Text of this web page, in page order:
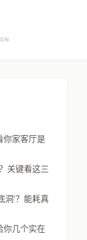
你家客厅是
关键看这三
洞’？能耗真
你几个实在